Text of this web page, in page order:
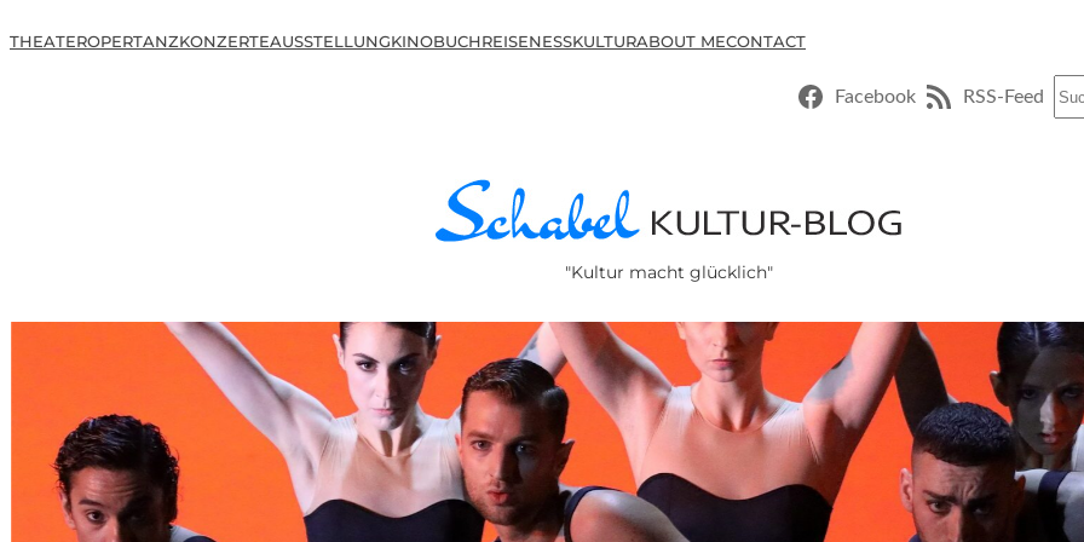
THEATEROPERTANZKONZERTEAUSSTELLUNGKINOBUCHREISENESSKULTURABOUT MECONTACT
Facebook RSS-Feed
"Kultur macht glücklich"